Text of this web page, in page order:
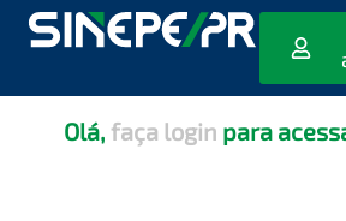
[editar_escola_usuario]
Olá, faça login para